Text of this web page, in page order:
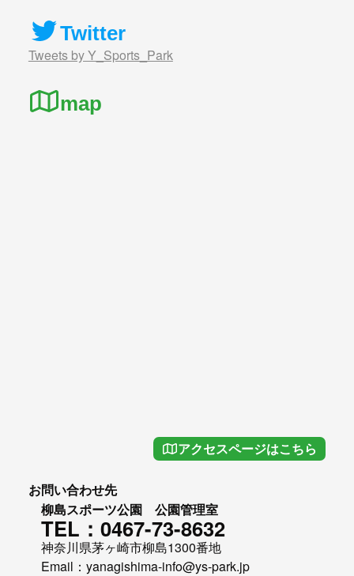
Twitter
Tweets by Y_Sports_Park
map
アクセスページはこちら
お問い合わせ先
柳島スポーツ公園 公園管理室
TEL：0467-73-8632
神奈川県茅ヶ崎市柳島1300番地
Email：yanagishima-info@ys-park.jp